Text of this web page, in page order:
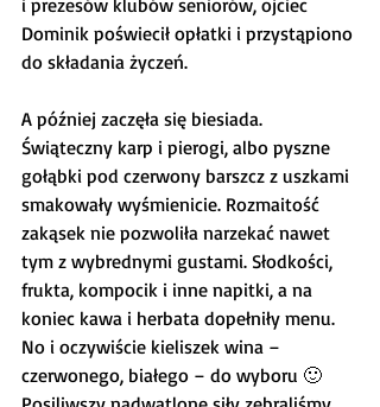
i prezesów klubów seniorów, ojciec
Dominik poświecił opłatki i przystąpiono
do składania życzeń.
A później zaczęła się biesiada.
Świąteczny karp i pierogi, albo pyszne
gołąbki pod czerwony barszcz z uszkami
smakowały wyśmienicie. Rozmaitość
zakąsek nie pozwoliła narzekać nawet
tym z wybrednymi gustami. Słodkości,
frukta, kompocik i inne napitki, a na
koniec kawa i herbata dopełniły menu.
No i oczywiście kieliszek wina –
czerwonego, białego – do wyboru 🙂